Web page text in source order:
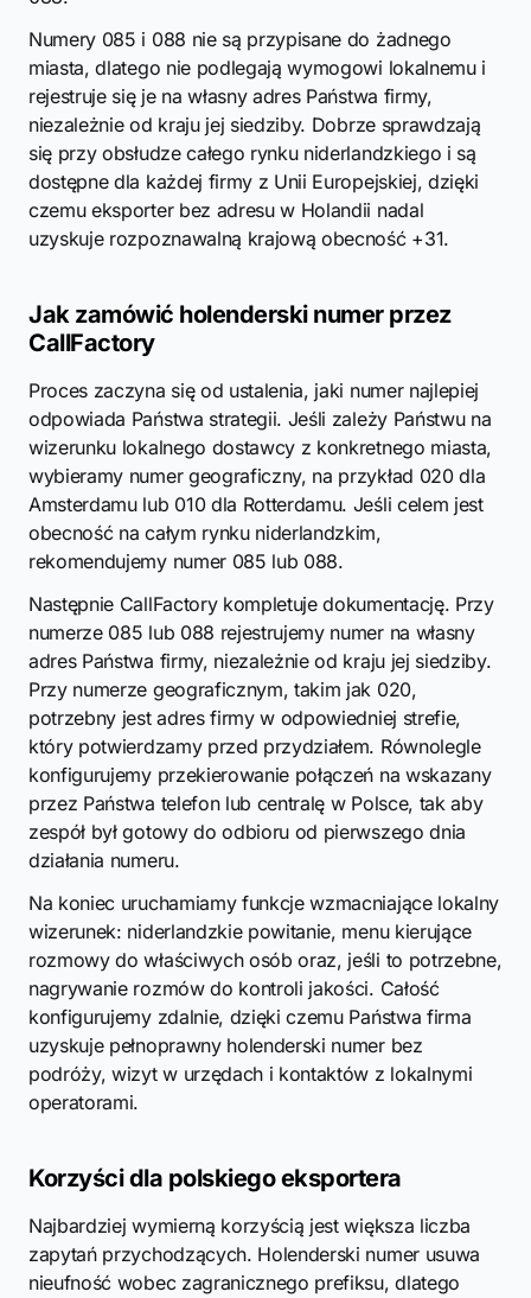
Numery 085 i 088 nie są przypisane do żadnego
miasta, dlatego nie podlegają wymogowi lokalnemu i
rejestruje się je na własny adres Państwa firmy,
niezależnie od kraju jej siedziby. Dobrze sprawdzają
się przy obsłudze całego rynku niderlandzkiego i są
dostępne dla każdej firmy z Unii Europejskiej, dzięki
czemu eksporter bez adresu w Holandii nadal
uzyskuje rozpoznawalną krajową obecność +31.
Jak zamówić holenderski numer przez
CallFactory
Proces zaczyna się od ustalenia, jaki numer najlepiej
odpowiada Państwa strategii. Jeśli zależy Państwu na
wizerunku lokalnego dostawcy z konkretnego miasta,
wybieramy numer geograficzny, na przykład 020 dla
Amsterdamu lub 010 dla Rotterdamu. Jeśli celem jest
obecność na całym rynku niderlandzkim,
rekomendujemy numer 085 lub 088.
Następnie CallFactory kompletuje dokumentację. Przy
numerze 085 lub 088 rejestrujemy numer na własny
adres Państwa firmy, niezależnie od kraju jej siedziby.
Przy numerze geograficznym, takim jak 020,
potrzebny jest adres firmy w odpowiedniej strefie,
który potwierdzamy przed przydziałem. Równolegle
konfigurujemy przekierowanie połączeń na wskazany
przez Państwa telefon lub centralę w Polsce, tak aby
zespół był gotowy do odbioru od pierwszego dnia
działania numeru.
Na koniec uruchamiamy funkcje wzmacniające lokalny
wizerunek: niderlandzkie powitanie, menu kierujące
rozmowy do właściwych osób oraz, jeśli to potrzebne,
nagrywanie rozmów do kontroli jakości. Całość
konfigurujemy zdalnie, dzięki czemu Państwa firma
uzyskuje pełnoprawny holenderski numer bez
podróży, wizyt w urzędach i kontaktów z lokalnymi
operatorami.
Korzyści dla polskiego eksportera
Najbardziej wymierną korzyścią jest większa liczba
zapytań przychodzących. Holenderski numer usuwa
nieufność wobec zagranicznego prefiksu, dlatego